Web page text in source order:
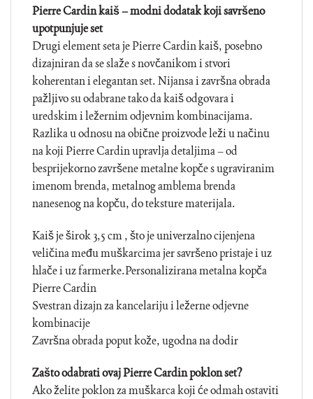
Pierre Cardin kaiš – modni dodatak koji savršeno
upotpunjuje set
Drugi element seta je Pierre Cardin kaiš, posebno
dizajniran da se slaže s novčanikom i stvori
koherentan i elegantan set. Nijansa i završna obrada
pažljivo su odabrane tako da kaiš odgovara i
uredskim i ležernim odjevnim kombinacijama.
Razlika u odnosu na obične proizvode leži u načinu
na koji Pierre Cardin upravlja detaljima – od
besprijekorno završene metalne kopče s ugraviranim
imenom brenda, metalnog amblema brenda
nanesenog na kopču, do teksture materijala.
Kaiš je širok 3,5 cm , što je univerzalno cijenjena
veličina među muškarcima jer savršeno pristaje i uz
hlače i uz farmerke.Personalizirana metalna kopča
Pierre Cardin
Svestran dizajn za kancelariju i ležerne odjevne
kombinacije
Završna obrada poput kože, ugodna na dodir
Zašto odabrati ovaj Pierre Cardin poklon set?
Ako želite poklon za muškarca koji će odmah ostaviti